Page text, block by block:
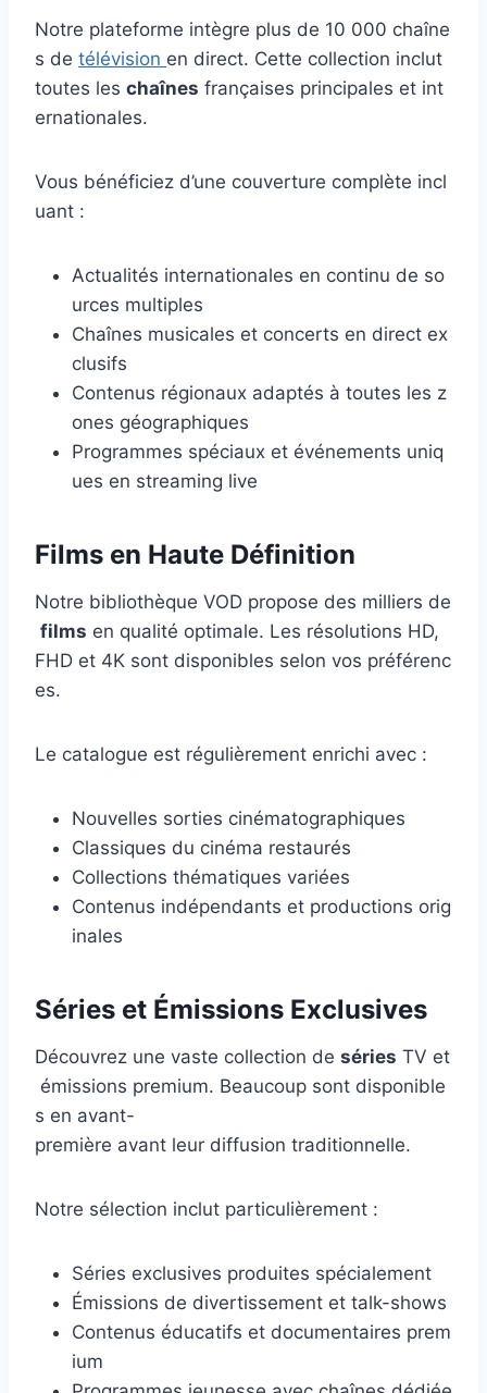
Notre plateforme intègre plus de 10 000 chaîne
s de télévision en direct. Cette collection inclut
toutes les chaînes françaises principales et int
ernationales.
Vous bénéficiez d’une couverture complète incl
uant :
Actualités internationales en continu de so
urces multiples
Chaînes musicales et concerts en direct ex
clusifs
Contenus régionaux adaptés à toutes les z
ones géographiques
Programmes spéciaux et événements uniq
ues en streaming live
Films en Haute Définition
Notre bibliothèque VOD propose des milliers de
films en qualité optimale. Les résolutions HD,
FHD et 4K sont disponibles selon vos préférenc
es.
Le catalogue est régulièrement enrichi avec :
Nouvelles sorties cinématographiques
Classiques du cinéma restaurés
Collections thématiques variées
Contenus indépendants et productions orig
inales
Séries et Émissions Exclusives
Découvrez une vaste collection de séries TV et
émissions premium. Beaucoup sont disponible
s en avant-
première avant leur diffusion traditionnelle.
Notre sélection inclut particulièrement :
Séries exclusives produites spécialement
Émissions de divertissement et talk-shows
Contenus éducatifs et documentaires prem
ium